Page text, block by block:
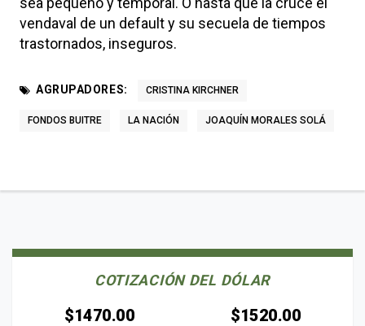
vendaval de un default y su secuela de tiempos
trastornados, inseguros.
AGRUPADORES: CRISTINA KIRCHNER
FONDOS BUITRE LA NACIÓN JOAQUÍN MORALES SOLÁ
COTIZACIÓN DEL DÓLAR
$1470.00 $1520.00